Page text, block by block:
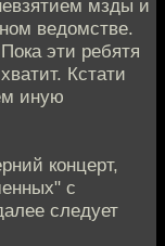
мзды и
ведомстве.
эти ребятя
Кстати
иную
концерт,
с
следует